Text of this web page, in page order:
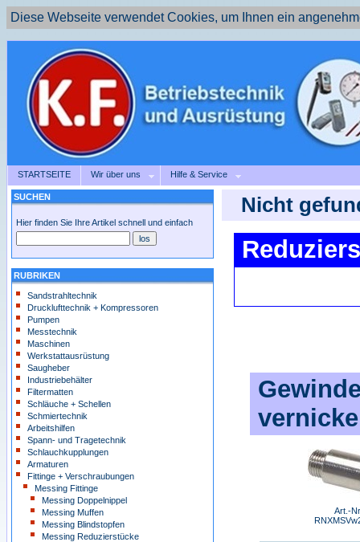
Diese Webseite verwendet Cookies, um Ihnen ein
STARTSEITE Wir über uns Hilfe & Service
SUCHEN
Hier finden Sie Ihre Artikel schnell und einfach
RUBRIKEN
Sandstrahltechnik
Drucklufttechnik + Kompressoren
Pumpen
Messtechnik
Maschinen
Werkstattausrüstung
Saugheber
Industriebehälter
Filtermatten
Schläuche + Schellen
Schmiertechnik
Arbeitshilfen
Spann- und Tragetechnik
Schlauchkupplungen
Armaturen
Fittinge + Verschraubungen
Messing Fittinge
Messing Doppelnippel
Messing Muffen
Messing Blindstopfen
Messing Reduzierstücke
Nicht
Art.-